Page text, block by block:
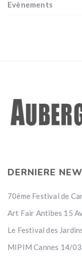
Evènements
DERNIERE
70ème Festival de
Art Fair Antibes 15
Le Festival des
MIPIM Cannes 14/